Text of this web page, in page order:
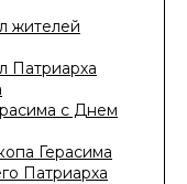
жителей
Патриарха
с Днем
Герасима
Патриарха